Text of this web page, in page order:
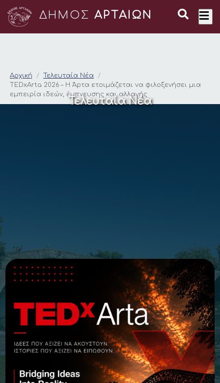
ΔΗΜΟΣ ΑΡΤΑΙΩΝ
TEDxArta 2026 – Η
Αρχική
Τελευταία Νέα
TEDxArta 2026 – Η Άρτα ετοιμάζεται να φιλοξενήσει μια
εμπειρία ιδεών, έμπνευσης και αλλαγής
Τελευταία Νέα